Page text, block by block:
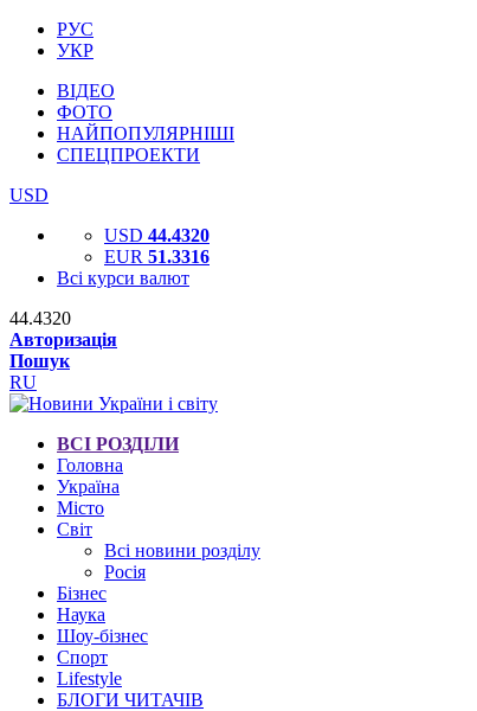
РУС
УКР
ВІДЕО
ФОТО
НАЙПОПУЛЯРНІШІ
СПЕЦПРОЕКТИ
USD
USD 44.4320
EUR 51.3316
Всі курси валют
44.4320
Авторизація
Пошук
RU
ВСІ РОЗДІЛИ
Головна
Україна
Місто
Світ
Всі новини розділу
Росія
Бізнес
Наука
Шоу-бізнес
Спорт
Lifestyle
БЛОГИ ЧИТАЧІВ